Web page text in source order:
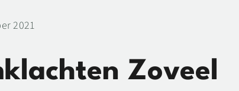
2021
Zoveel